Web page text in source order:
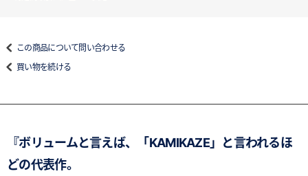
この商品について問い合わせる
買い物を続ける
『ボリュームと言えば、「KAMIKAZE」と言われるほ
どの代表作。